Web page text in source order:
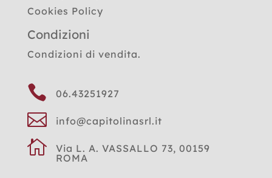
Cookies Policy
Condizioni
Condizioni di vendita.
 06.43251927
 info@capitolinasrl.it

Via L. A. VASSALLO 73, 00159
ROMA